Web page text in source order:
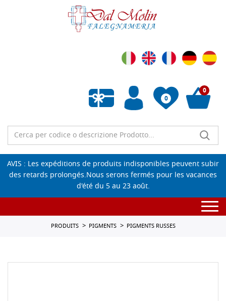
0
Liste de souhaits vide
0
AVIS : Les expéditions de produits indisponibles peuvent subir
des retards prolongés.Nous serons fermés pour les vacances
d'été du 5 au 23 août.
PRODUITS PIGMENTS PIGMENTS RUSSES